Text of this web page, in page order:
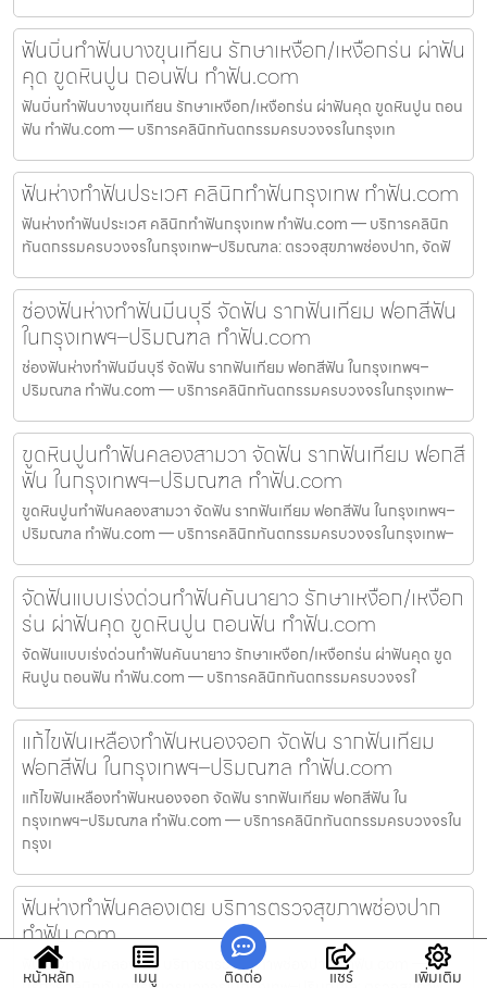
ฟันบิ่นทำฟันบางขุนเทียน รักษาเหงือก/เหงือกร่น ผ่าฟัน
คุด ขูดหินปูน ถอนฟัน ทำฟัน.com
ฟันบิ่นทำฟันบางขุนเทียน รักษาเหงือก/เหงือกร่น ผ่าฟันคุด ขูดหินปูน ถอน
ฟัน ทำฟัน.com — บริการคลินิกทันตกรรมครบวงจรในกรุงเท
ฟันห่างทำฟันประเวศ คลินิกทำฟันกรุงเทพ ทำฟัน.com
ฟันห่างทำฟันประเวศ คลินิกทำฟันกรุงเทพ ทำฟัน.com — บริการคลินิก
ทันตกรรมครบวงจรในกรุงเทพ–ปริมณฑล: ตรวจสุขภาพช่องปาก, จัดฟั
ช่องฟันห่างทำฟันมีนบุรี จัดฟัน รากฟันเทียม ฟอกสีฟัน
ในกรุงเทพฯ–ปริมณฑล ทำฟัน.com
ช่องฟันห่างทำฟันมีนบุรี จัดฟัน รากฟันเทียม ฟอกสีฟัน ในกรุงเทพฯ–
ปริมณฑล ทำฟัน.com — บริการคลินิกทันตกรรมครบวงจรในกรุงเทพ–
ขูดหินปูนทำฟันคลองสามวา จัดฟัน รากฟันเทียม ฟอกสี
ฟัน ในกรุงเทพฯ–ปริมณฑล ทำฟัน.com
ขูดหินปูนทำฟันคลองสามวา จัดฟัน รากฟันเทียม ฟอกสีฟัน ในกรุงเทพฯ–
ปริมณฑล ทำฟัน.com — บริการคลินิกทันตกรรมครบวงจรในกรุงเทพ–
จัดฟันแบบเร่งด่วนทำฟันคันนายาว รักษาเหงือก/เหงือก
ร่น ผ่าฟันคุด ขูดหินปูน ถอนฟัน ทำฟัน.com
จัดฟันแบบเร่งด่วนทำฟันคันนายาว รักษาเหงือก/เหงือกร่น ผ่าฟันคุด ขูด
หินปูน ถอนฟัน ทำฟัน.com — บริการคลินิกทันตกรรมครบวงจรใ
แก้ไขฟันเหลืองทำฟันหนองจอก จัดฟัน รากฟันเทียม
ฟอกสีฟัน ในกรุงเทพฯ–ปริมณฑล ทำฟัน.com
แก้ไขฟันเหลืองทำฟันหนองจอก จัดฟัน รากฟันเทียม ฟอกสีฟัน ใน
กรุงเทพฯ–ปริมณฑล ทำฟัน.com — บริการคลินิกทันตกรรมครบวงจรใน
กรุงเ
ฟันห่างทำฟันคลองเตย บริการตรวจสุขภาพช่องปาก
ทำฟัน.com
ฟันห่างทำฟันคลองเตย บริการตรวจสุขภาพช่องปาก ทำฟัน.com —
หน้าหลัก เมนู ติดต่อ แชร์ เพิ่มเติม